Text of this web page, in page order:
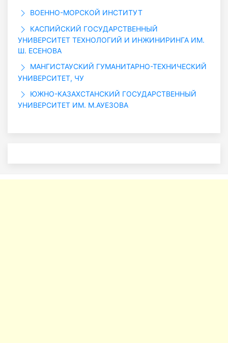
ВОЕННО-МОРСКОЙ ИНСТИТУТ
КАСПИЙСКИЙ ГОСУДАРСТВЕННЫЙ
УНИВЕРСИТЕТ ТЕХНОЛОГИЙ И ИНЖИНИРИНГА ИМ.
Ш. ЕСЕНОВА
МАНГИСТАУСКИЙ ГУМАНИТАРНО-ТЕХНИЧЕСКИЙ
УНИВЕРСИТЕТ, ЧУ
ЮЖНО-КАЗАХСТАНСКИЙ ГОСУДАРСТВЕННЫЙ
УНИВЕРСИТЕТ ИМ. М.АУЕЗОВА